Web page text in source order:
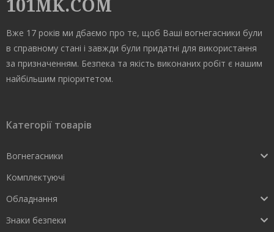
101MK.COM
Вже 17 років ми дбаємо про те, щоб Ваші вогнегасники були
в справному стані і завжди були придатні для використання
за призначенням. Безпека та якість виконаних робіт є нашим
найбільшим пріоритетом.
Категорії товарів
Вогнегасники
Комплектуючі
Обладнання
Знаки безпеки